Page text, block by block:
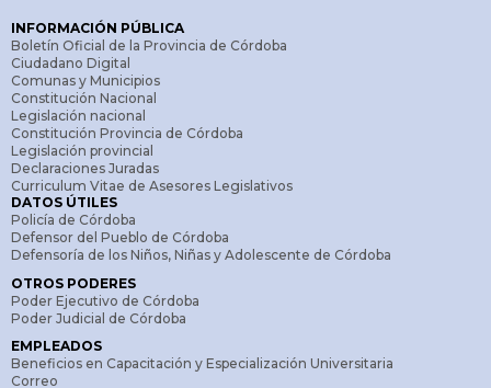
INFORMACIÓN PÚBLICA
Boletín Oficial de la Provincia de Córdoba
Ciudadano Digital
Comunas y Municipios
Constitución Nacional
Legislación nacional
Constitución Provincia de Córdoba
Legislación provincial
Declaraciones Juradas
Curriculum Vitae de Asesores Legislativos
DATOS ÚTILES
Policía de Córdoba
Defensor del Pueblo de Córdoba
Defensoría de los Niños, Niñas y Adolescente de Córdoba
OTROS PODERES
Poder Ejecutivo de Córdoba
Poder Judicial de Córdoba
EMPLEADOS
Beneficios en Capacitación y Especialización Universitaria
Correo